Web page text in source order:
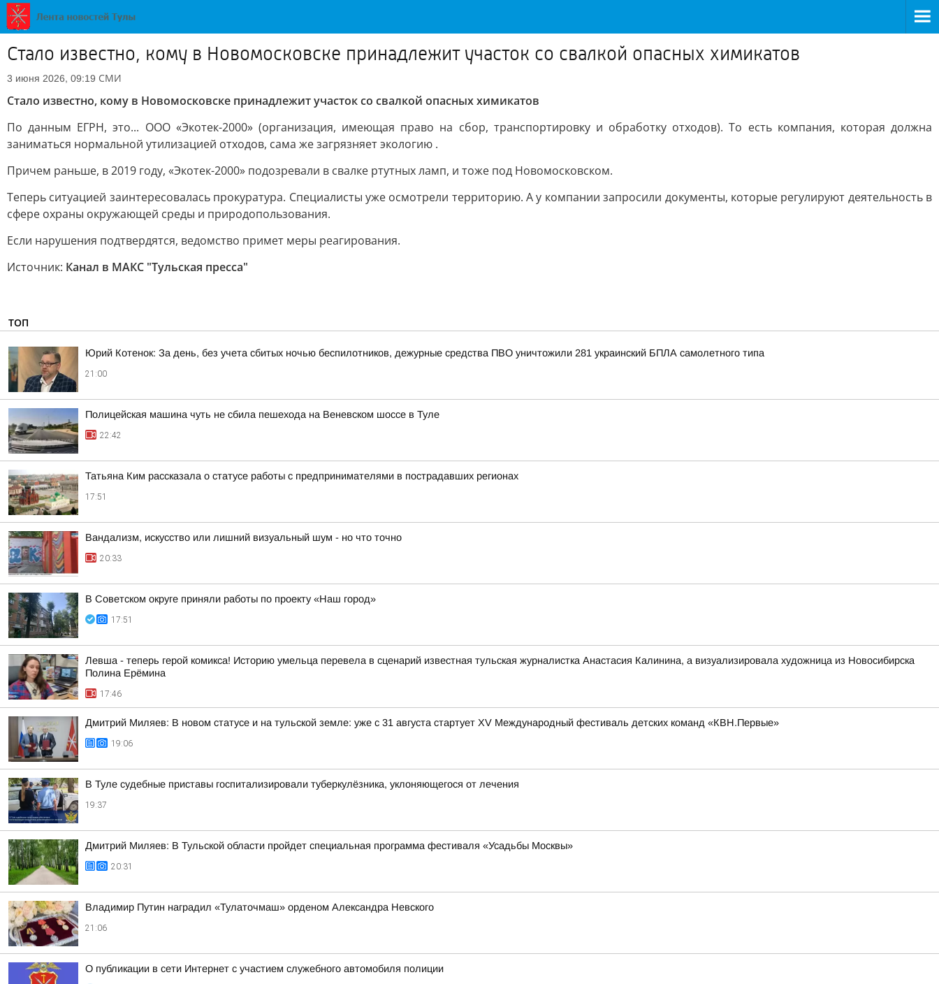
Стало известно, кому в Новомосковске принадлежит участок со свалкой опасных химикатов
3 июня 2026, 09:19 СМИ
Стало известно, кому в Новомосковске принадлежит участок со свалкой опасных химикатов
По данным ЕГРН, это... ООО «Экотек-2000» (организация, имеющая право на сбор, транспортировку и обработку отходов). То есть компания, которая должна
заниматься нормальной утилизацией отходов, сама же загрязняет экологию .
Причем раньше, в 2019 году, «Экотек-2000» подозревали в свалке ртутных ламп, и тоже под Новомосковском.
Теперь ситуацией заинтересовалась прокуратура. Специалисты уже осмотрели территорию. А у компании запросили документы, которые регулируют деятельность в
сфере охраны окружающей среды и природопользования.
Если нарушения подтвердятся, ведомство примет меры реагирования.
Источник: Канал в МАКС "Тульская пресса"
ТОП
Юрий Котенок: За день, без учета сбитых ночью беспилотников, дежурные средства ПВО уничтожили 281 украинский БПЛА самолетного типа
21:00
Полицейская машина чуть не сбила пешехода на Веневском шоссе в Туле
22:42
Татьяна Ким рассказала о статусе работы с предпринимателями в пострадавших регионах
17:51
Вандализм, искусство или лишний визуальный шум - но что точно
20:33
В Советском округе приняли работы по проекту «Наш город»
17:51
Левша - теперь герой комикса! Историю умельца перевела в сценарий известная тульская журналистка Анастасия Калинина, а визуализировала художница из Новосибирска
Полина Ерёмина
17:46
Дмитрий Миляев: В новом статусе и на тульской земле: уже с 31 августа стартует XV Международный фестиваль детских команд «КВН.Первые»
19:06
В Туле судебные приставы госпитализировали туберкулёзника, уклоняющегося от лечения
19:37
Дмитрий Миляев: В Тульской области пройдет специальная программа фестиваля «Усадьбы Москвы»
20:31
Владимир Путин наградил «Тулаточмаш» орденом Александра Невского
21:06
О публикации в сети Интернет с участием служебного автомобиля полиции